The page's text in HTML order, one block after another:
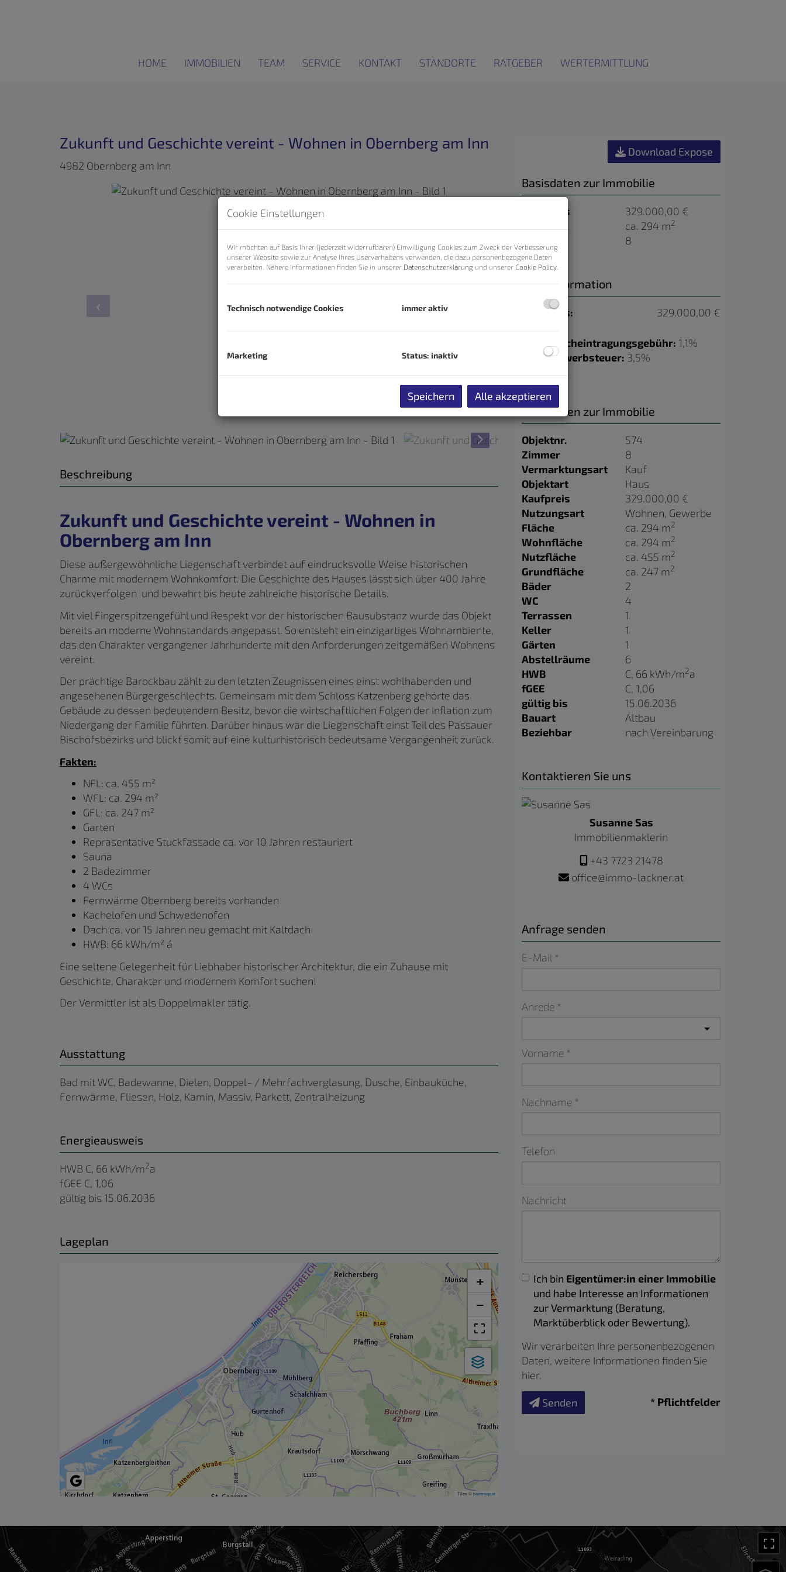
HOME IMMOBILIEN TEAM SERVICE KONTAKT STANDORTE RATGEBER WERTERMITTLUNG
Zukunft und Geschichte vereint - Wohnen in Obernberg am Inn
4982 Obernberg am Inn
Beschreibung
Zukunft und Geschichte vereint - Wohnen in
Obernberg am Inn
Diese außergewöhnliche Liegenschaft verbindet auf eindrucksvolle Weise historischen
Charme mit modernem Wohnkomfort. Die Geschichte des Hauses lässt sich über 400 Jahre
zurückverfolgen und bewahrt bis heute zahlreiche historische Details.
Mit viel Fingerspitzengefühl und Respekt vor der historischen Bausubstanz wurde das Objekt
bereits an moderne Wohnstandards angepasst. So entsteht ein einzigartiges Wohnambiente,
das den Charakter vergangener Jahrhunderte mit den Anforderungen zeitgemäßen Wohnens
vereint.
Der prächtige Barockbau zählt zu den letzten Zeugnissen eines einst wohlhabenden und
angesehenen Bürgergeschlechts. Gemeinsam mit dem Schloss Katzenberg gehörte das
Gebäude zu dessen bedeutendem Besitz, bevor die wirtschaftlichen Folgen der Inflation zum
Niedergang der Familie führten. Darüber hinaus war die Liegenschaft einst Teil des Passauer
Bischofsbezirks und blickt somit auf eine kulturhistorisch bedeutsame Vergangenheit zurück.
Fakten:
NFL: ca. 455 m²
WFL: ca. 294 m²
GFL: ca. 247 m²
Garten
Repräsentative Stuckfassade ca. vor 10 Jahren restauriert
Sauna
2 Badezimmer
4 WCs
Fernwärme Obernberg bereits vorhanden
Kachelofen und Schwedenofen
Dach ca. vor 15 Jahren neu gemacht mit Kaltdach
HWB: 66 kWh/m² á
Eine seltene Gelegenheit für Liebhaber historischer Architektur, die ein Zuhause mit
Geschichte, Charakter und modernem Komfort suchen!
Der Vermittler ist als Doppelmakler tätig.
Ausstattung
Bad mit WC Badewanne Dielen Doppel- / Mehrfachverglasung Dusche Einbauküche
Fernwärme Fliesen Holz Kamin Massiv Parkett Zentralheizung
Energieausweis
HWB C, 66 kWh/m2a
fGEE C, 1,06
gültig bis 15.06.2036
Lageplan
+
−
Tiles ©basemap.at
Download Expose
Basisdaten zur Immobilie
Kaufpreis
329.000,00 €
ca. 294 m2
8
Preisinformation
Kaufpreis: 329.000,00 €
Grundbucheintragungsgebühr: 1,1%
Grunderwerbsteuer: 3,5%
Basisdaten zur Immobilie
Objektnr.
574
Zimmer
8
Vermarktungsart
Kauf
Objektart
Haus
Kaufpreis
329.000,00 €
Nutzungsart
Wohnen Gewerbe
Fläche
ca. 294 m2
Wohnfläche ca. 294 m2
Nutzfläche ca. 455 m2
Grundfläche ca. 247 m2
Bäder
2
WC
4
Terrassen
1
Keller
1
Gärten
1
Abstellräume
6
HWB
C, 66 kWh/m2a
fGEE
C, 1,06
gültig bis
15.06.2036
Bauart
Altbau
Beziehbar
nach Vereinbarung
Kontaktieren Sie uns
Susanne Sas
Immobilienmaklerin
+43 7723 21478
office@immo-lackner.at
Anfrage senden
E-Mail
Anrede
Vorname
Nachname
Telefon
Nachricht
Ich bin Eigentümer:in einer Immobilie
und habe Interesse an Informationen
zur Vermarktung (Beratung,
Marktüberblick oder Bewertung).
Wir verarbeiten Ihre personenbezogenen
Daten, weitere Informationen finden Sie
hier.
Senden * Pflichtfelder
Cookie Einstellungen
Wir möchten auf Basis Ihrer (jederzeit widerrufbaren) Einwilligung Cookies zum Zweck der Verbesserung
unserer Website sowie zur Analyse Ihres Userverhaltens verwenden, die dazu personenbezogene Daten
verarbeiten. Nähere Informationen finden Sie in unserer Datenschutzerklärung und unserer Cookie Policy
Technisch notwendige Cookies immer aktiv
Marketing Status: inaktiv
Speichern Alle akzeptieren